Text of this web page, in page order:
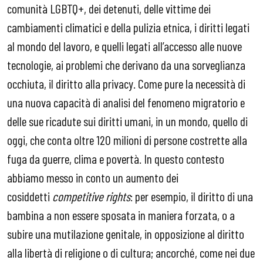
comunità LGBTQ+, dei detenuti, delle vittime dei
cambiamenti climatici e della pulizia etnica, i diritti legati
al mondo del lavoro, e quelli legati all’accesso alle nuove
tecnologie, ai problemi che derivano da una sorveglianza
occhiuta, il diritto alla privacy. Come pure la necessità di
una nuova capacità di analisi del fenomeno migratorio e
delle sue ricadute sui diritti umani, in un mondo, quello di
oggi, che conta oltre 120 milioni di persone costrette alla
fuga da guerre, clima e povertà. In questo contesto
abbiamo messo in conto un aumento dei
cosiddetti competitive rights: per esempio, il diritto di una
bambina a non essere sposata in maniera forzata, o a
subire una mutilazione genitale, in opposizione al diritto
alla libertà di religione o di cultura; ancorché, come nei due